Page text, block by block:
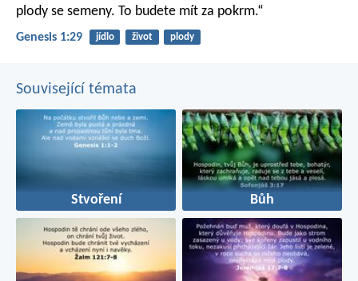
plody se semeny. To budete mít za pokrm.“
Genesis 1:29 jídlo život plody
Související témata
Stvoření Bůh